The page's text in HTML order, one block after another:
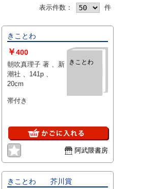
表示件数： 件
きことわ
きことわ
￥400
朝吹真理子 著 、新
潮社 、141p 、
20cm
帯付き
阿武隈書房
きことわ 芥川賞